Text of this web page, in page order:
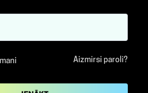
Aizmirsi paroli?